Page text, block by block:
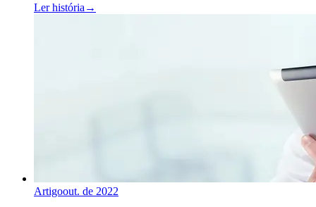
Ler história →
Artigoout. de 2022